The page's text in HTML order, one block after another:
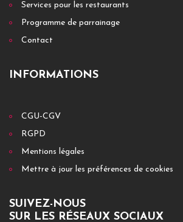
Services pour les restaurants
Programme de parrainage
Contact
INFORMATIONS
CGU-CGV
RGPD
Mentions légales
Mettre à jour les préférences de cookies
SUIVEZ-NOUS
SUR LES RÉSEAUX SOCIAUX